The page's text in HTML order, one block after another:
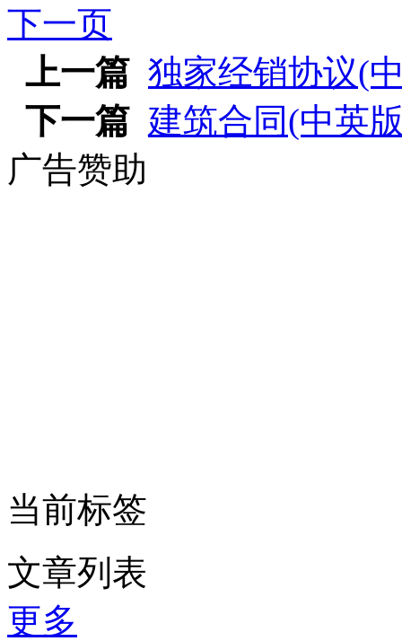
下一页
上一篇 独家经销协议(
下一篇 建筑合同(中英
广告赞助
当前标签
文章列表
更多